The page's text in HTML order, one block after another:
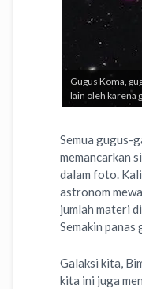
Gugus Koma,
lain oleh karena
Semua gugus-
memancarkan
dalam foto.
astronom
jumlah materi
Semakin panas
Galaksi kita,
kita ini juga